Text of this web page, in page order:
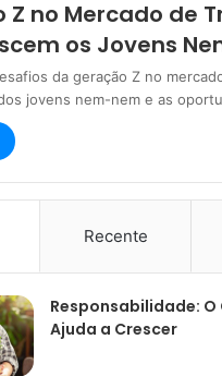
Z no Mercado de
os Jovens
da geração Z no
jovens nem-nem e as
Recente
Responsabilidade: O
Ajuda a Crescer